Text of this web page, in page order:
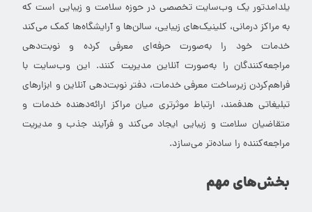
یلدامدتور یک وب‌سایت تخصصی در حوزه سلامت و زیبایی است که
به مراکز درمانی، کلینیک‌های زیبایی، سالن‌ها و آرایشگاه‌ها کمک می‌کند
خدمات خود را به‌صورت حرفه‌ای معرفی کرده و نوبت‌دهی
مراجعه‌کنندگان را به‌صورت آنلاین مدیریت کنند. این وب‌سایت با
فراهم‌کردن زیرساخت معرفی خدمات، دفتر نوبت‌دهی آنلاین و ابزارهای
تبلیغاتی هدفمند، ارتباط موثرتری میان مراکز ارائه‌دهنده خدمات و
متقاضیان سلامت و زیبایی ایجاد می‌کند و فرآیند جذب و مدیریت
مراجعه‌کننده را ساده‌تر می‌سازد.
بخش‌های مهم